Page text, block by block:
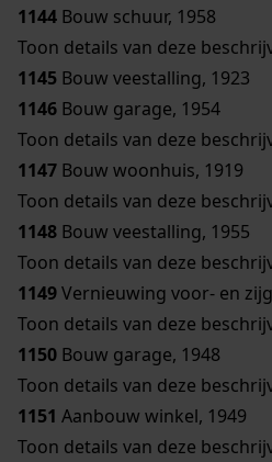
1144 Bouw schuur, 1958
Toon details van deze
1145 Bouw veestalling, 1923
1146 Bouw garage, 1954
Toon details van deze
1147 Bouw woonhuis, 1919
Toon details van deze
1148 Bouw veestalling, 1955
Toon details van deze
1149Vernieuwing voor- en
Toon details van deze
1150 Bouw garage, 1948
Toon details van deze
1151 Aanbouw winkel, 1949
Toon details van deze